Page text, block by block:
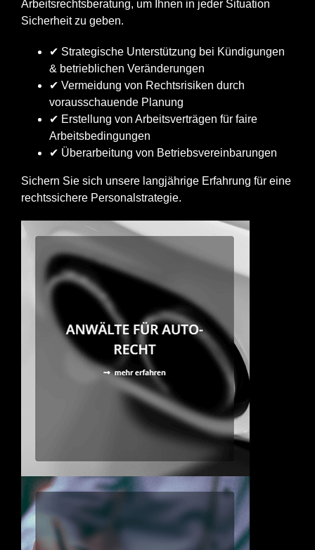
Arbeitsrechtsberatung, um Ihnen in jeder Situation
Sicherheit zu geben.
✔ Strategische Unterstützung bei Kündigungen
& betrieblichen Veränderungen
✔ Vermeidung von Rechtsrisiken durch
vorausschauende Planung
✔ Erstellung von Arbeitsverträgen für faire
Arbeitsbedingungen
✔ Überarbeitung von Betriebsvereinbarungen
Sichern Sie sich unsere langjährige Erfahrung für eine
rechtssichere Personalstrategie.